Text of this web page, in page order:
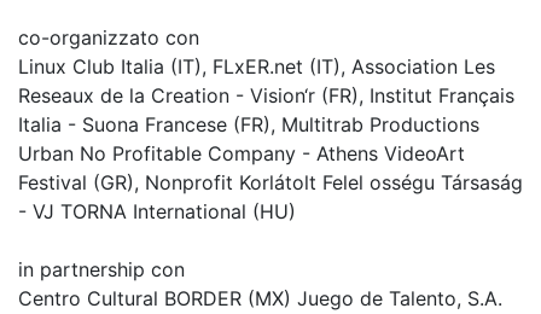
co-organizzato con
Linux Club Italia (IT), FLxER.net (IT), Association Les
Reseaux de la Creation - Vision‘r (FR), Institut Français
Italia - Suona Francese (FR), Multitrab Productions
Urban No Profitable Company - Athens VideoArt
Festival (GR), Nonprofit Korlátolt Felel osségu Társaság
- VJ TORNA International (HU)
in partnership con
Centro Cultural BORDER (MX) Juego de Talento, S.A.